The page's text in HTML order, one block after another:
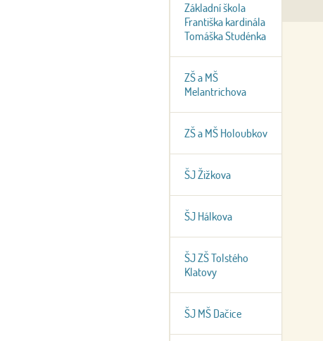
Základní škola
Františka kardinála
Tomáška Studénka
ZŠ a MŠ
Melantrichova
ZŠ a MŠ Holoubkov
ŠJ Žižkova
ŠJ Hálkova
ŠJ ZŠ Tolstého
Klatovy
ŠJ MŠ Dačice